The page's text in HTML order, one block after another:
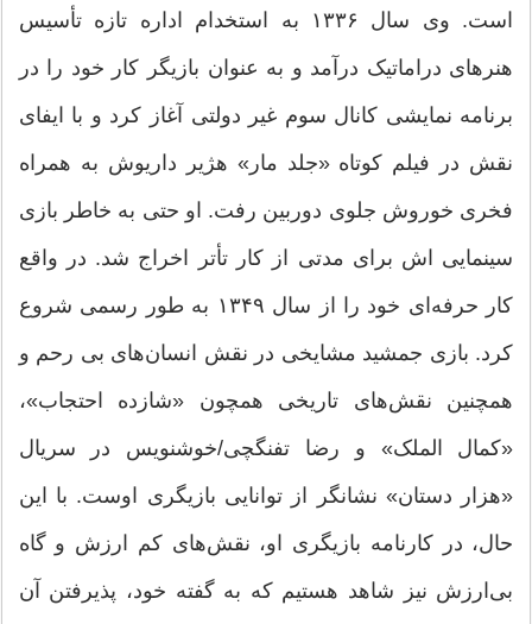
است. وی سال ۱۳۳۶ به استخدام اداره تازه تأسیس
هنرهای دراماتیک درآمد و به عنوان بازیگر کار خود را در
برنامه نمایشی کانال سوم غیر دولتی آغاز کرد و با ایفای
نقش در فیلم کوتاه «جلد مار» هژیر داریوش به همراه
فخری خوروش جلوی دوربین رفت. او حتی به خاطر بازی
سینمایی اش برای مدتی از کار تأتر اخراج شد. در واقع
کار حرفه‌ای خود را از سال ۱۳۴۹ به طور رسمی شروع
کرد. بازی جمشید مشایخی در نقش انسان‌های بی رحم و
همچنین نقش‌های تاریخی همچون «شازده احتجاب»،
«کمال الملک» و رضا تفنگچی/خوشنویس در سریال
«هزار دستان» نشانگر از توانایی بازیگری اوست. با این
حال، در کارنامه بازیگری او، نقش‌های کم ارزش و گاه
بی‌ارزش نیز شاهد هستیم که به گفته خود، پذیرفتن آن